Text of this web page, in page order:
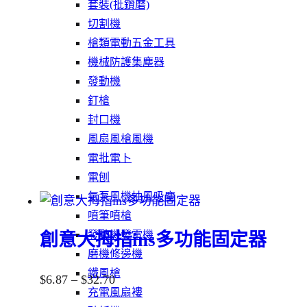
套裝(批鑽磨)
切割機
槍類電動五金工具
機械防護集塵器
發動機
釘槍
封口機
風扇風槍風機
電批電卜
電刨
氣泵風機抽風吸塵
噴筆噴槍
發動機發電機
磨機修邊機
鐵風槍
充電風扇褸
創意大拇指ins多功能固定器
$6.87 – $32.70